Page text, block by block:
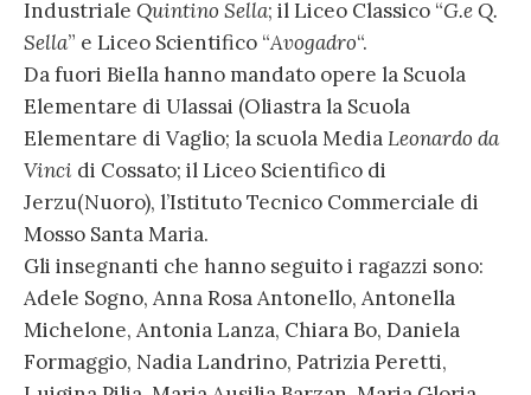
Industriale Quintino Sella; il Liceo Classico “G.e Q.
Sella” e Liceo Scientifico “Avogadro“.
Da fuori Biella hanno mandato opere la Scuola
Elementare di Ulassai (Oliastra la Scuola
Elementare di Vaglio; la scuola MediaLeonardo da
Vinci di Cossato; il Liceo Scientifico di
Jerzu(Nuoro), l’Istituto Tecnico Commerciale di
Mosso Santa Maria.
Gli insegnanti che hanno seguito i ragazzi sono:
Adele Sogno, Anna Rosa Antonello, Antonella
Michelone, Antonia Lanza, Chiara Bo, Daniela
Formaggio, Nadia Landrino, Patrizia Peretti,